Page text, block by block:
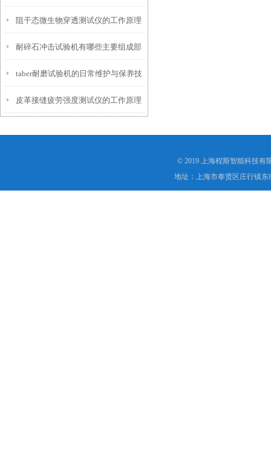
仪
阻干态微生物穿透测试仪的工作原理
解析
耐碎石冲击试验机有哪些主要组成部
分？
taber耐磨试验机的日常维护与保养技
巧
皮革接缝疲劳强度测试仪的工作原理
© 2019 上海程斯智能科技有
地址：上海市奉贤区庄行镇东